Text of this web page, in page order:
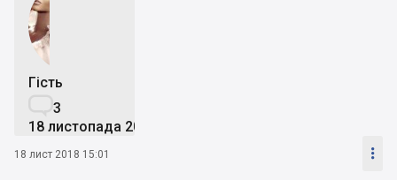
Гість
3
18 листопада 2018
18 лист 2018 15:01 